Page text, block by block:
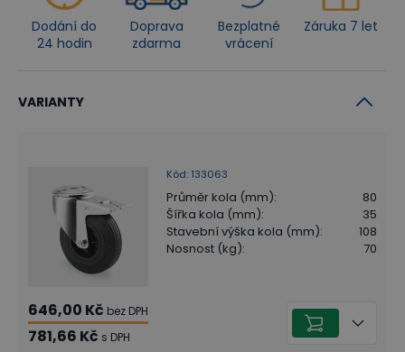
Dodání do
24 hodin
Doprava
zdarma
Bezplatné
vrácení
Záruka 7 let
VARIANTY
Kód: 133063
Průměr kola (mm):
80
Šířka kola (mm):
35
Stavební výška kola (mm):
108
Nosnost (kg): 70
646,00 Kč bez DPH
781,66 Kč s DPH